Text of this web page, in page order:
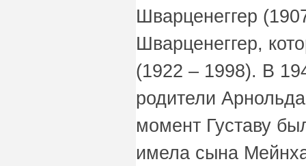
Шварценеггер
Шварценеггер,
(1922 – 1998). В
родители
момент Густаву
имела сына